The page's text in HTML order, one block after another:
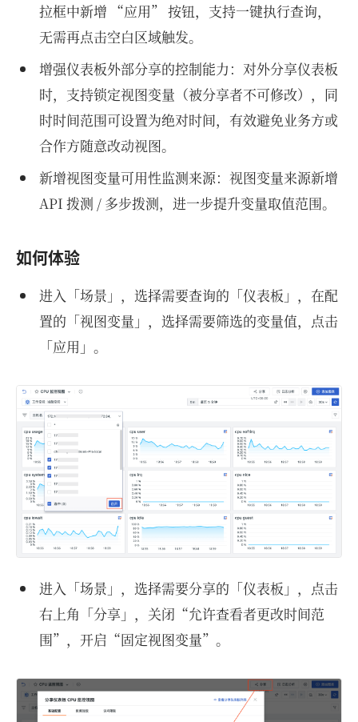
拉框中新增 “应用” 按钮，支持一键执行查询，
无需再点击空白区域触发。
增强仪表板外部分享的控制能力：对外分享仪表板
时，支持锁定视图变量（被分享者不可修改），同
时时间范围可设置为绝对时间，有效避免业务方或
合作方随意改动视图。
新增视图变量可用性监测来源：视图变量来源新增
API 拨测 / 多步拨测，进一步提升变量取值范围。
如何体验
进入「场景」，选择需要查询的「仪表板」，在配
置的「视图变量」，选择需要筛选的变量值，点击
「应用」。
进入「场景」，选择需要分享的「仪表板」，点击
右上角「分享」，关闭“允许查看者更改时间范
围”，开启“固定视图变量”。